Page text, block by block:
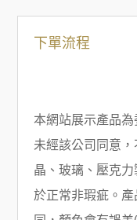
下單流程
本網站展示產品
未經該公司同意
晶、玻璃、壓克
於正常非瑕疵。